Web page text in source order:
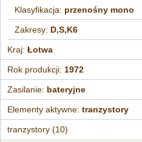
Klasyfikacja: przenośny mono
Zakresy: D,S,K6
Kraj:Łotwa
Rok produkcji:1972
Zasilanie: bateryjne
Elementy aktywne:tranzystory
tranzystory (10)